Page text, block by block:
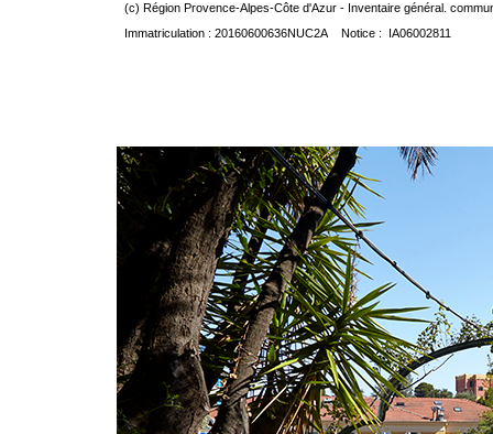
(c) Région Provence-Alpes-Côte d'Azur - Inventaire général.
Immatriculation : 20160600636NUC2A Notice : IA06002811